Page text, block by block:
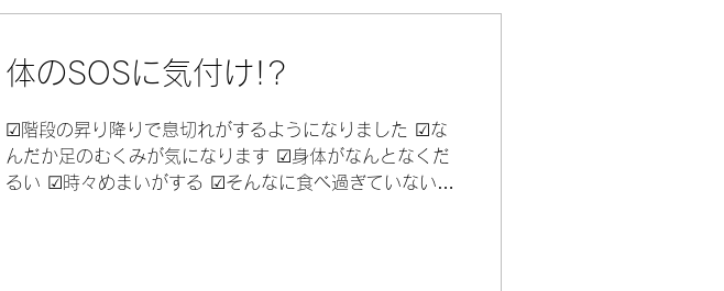
体のSOSに気付け!?
☑階段の昇り降りで息切れがするようになりました ☑な
んだか足のむくみが気になります ☑身体がなんとなくだ
るい ☑時々めまいがする ☑そんなに食べ過ぎていないの